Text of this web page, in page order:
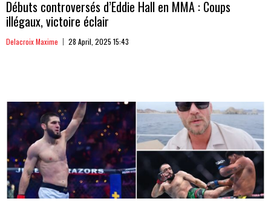
Débuts controversés d’Eddie Hall en MMA : Coups
illégaux, victoire éclair
Delacroix Maxime 28 April, 2025 15:43